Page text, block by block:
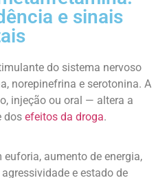
e sinais
do sistema nervoso
norepinefrina e serotonina. A
injeção ou oral — altera a
dos efeitos da droga.
aumento de energia,
e estado de